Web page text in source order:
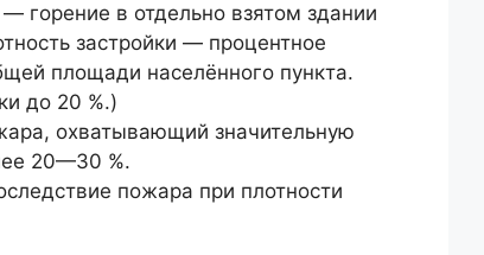
в отдельно взятом здании
застройки — процентное
площади населённого пункта.
до 20 %.)
охватывающий значительную
20—30 %.
пожара при плотности